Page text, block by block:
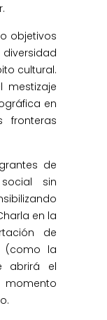
objetivos
cultural.
mestizaje
en
fronteras
de
sin
en la
de
(como la
abrirá el